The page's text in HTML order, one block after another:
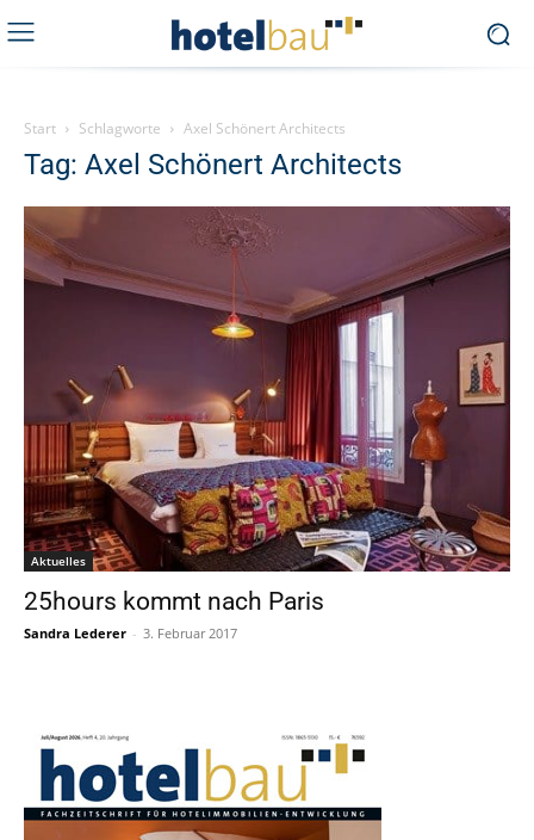
Start Schlagworte Axel Schönert Architects
Tag: Axel Schönert Architects
Aktuelles
25hours kommt nach Paris
Sandra Lederer - 3. Februar 2017